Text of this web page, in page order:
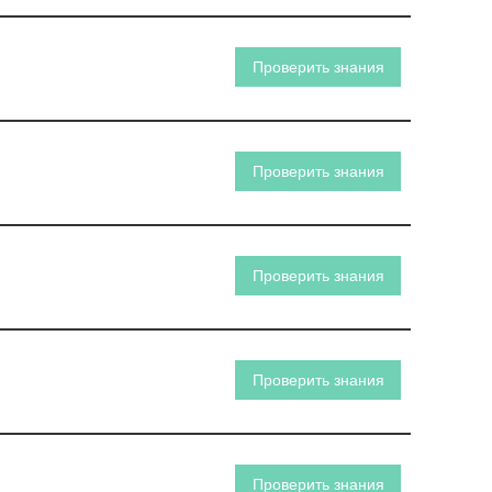
Проверить знания
Проверить знания
Проверить знания
Проверить знания
Проверить знания